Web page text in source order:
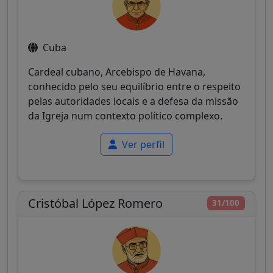
Cuba
Cardeal cubano, Arcebispo de Havana,
conhecido pelo seu equilíbrio entre o respeito
pelas autoridades locais e a defesa da missão
da Igreja num contexto político complexo.
Ver perfil
31/100
Cristóbal López Romero